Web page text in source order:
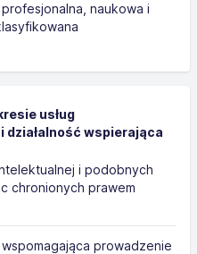
profesjonalna, naukowa i
usług
działalność wspierająca
i podobnych
chronionych prawem
wspomagająca prowadzenie